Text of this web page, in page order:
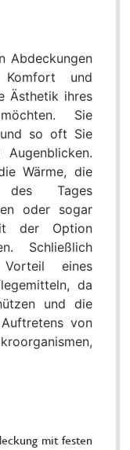
Abdeckungen
Komfort und
Ästhetik ihres
Sie
so oft Sie
Wärme, die
Tages
oder sogar
der Option
Schließlich
eines
da
und die
von
mit festen